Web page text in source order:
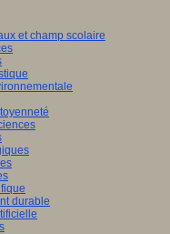
et champ scolaire
durable